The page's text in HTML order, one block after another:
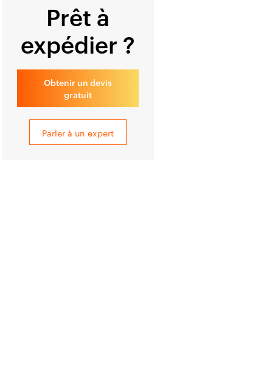
Prêt à
expédier ?
Obtenir un devis
gratuit
Parler à un expert